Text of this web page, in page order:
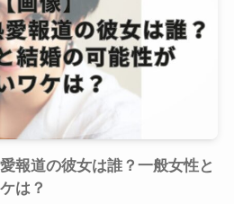
報道の彼女は誰？一般女性と
は？